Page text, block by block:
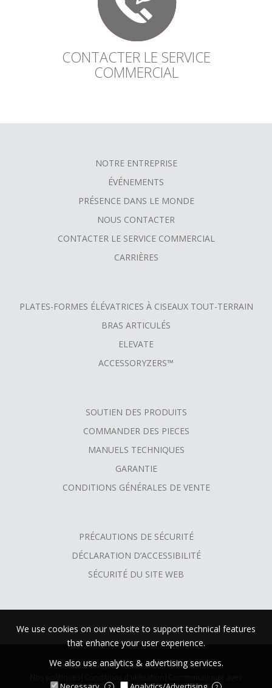
CONTACTER LE SERVICE
COMMERCIAL
NOTRE ENTREPRISE
ÉVÉNEMENTS
PRÉSENCE DANS LE MONDE
NOUS CONTACTER
CONTACTER LE SERVICE COMMERCIAL
CARRIÈRES
PLATES-FORMES ÉLÉVATRICES À CISEAUX TOUT-TERRAIN
BRAS ARTICULÉS
ELEVATE
ACCESSORYZERS™
SOUTIEN DES PRODUITS
COMMANDER DES PIECES
MANUELS TECHNIQUES
GARANTIE
CONDITIONS GÉNÉRALES DE VENTE
PRÉCAUTIONS DE SÉCURITÉ
DÉCLARATION D’ACCESSIBILITÉ
SÉCURITÉ DU SITE WEB
©2026 Skyjack™ Tous droits réservés |
We use cookies on our website to support technical features
that enhance your user experience.
We also use analytics & advertising services.